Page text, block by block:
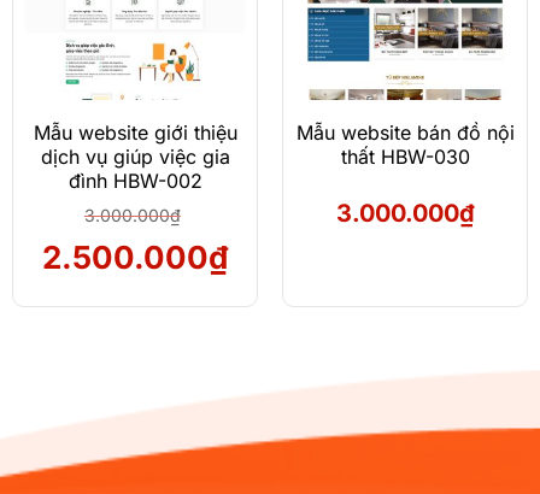
Mẫu website giới thiệu
dịch vụ giúp việc gia
đình HBW-002
3.000.000₫
Giá
2.500.000₫Giá
2.500.000₫.
Mẫu website bán đồ nội
thất HBW-030
3.000.000₫